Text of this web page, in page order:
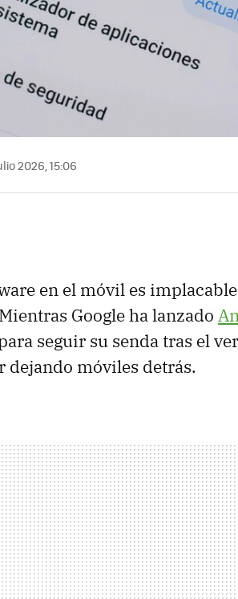
2026, 15:06
en el móvil es
Google ha lanzado
seguir su senda tras el
dejando móviles detrás.